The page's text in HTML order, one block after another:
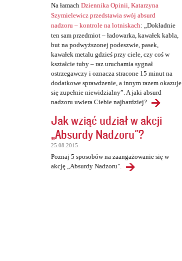
Na łamach Dziennika Opinii, Katarzyna
Szymielewicz przedstawia swój absurd
nadzoru – kontrole na lotniskach: „Dokładnie
ten sam przedmiot – ładowarka, kawałek kabla,
but na podwyższonej podeszwie, pasek,
kawałek metalu gdzieś przy ciele, czy coś w
kształcie tuby – raz uruchamia sygnał
ostrzegawczy i oznacza stracone 15 minut na
dodatkowe sprawdzenie, a innym razem okazuje
się zupełnie niewidzialny”. A jaki absurd
nadzoru uwiera Ciebie najbardziej?
Jak wziąć udział w akcji
„Absurdy Nadzoru"?
25.08.2015
Poznaj 5 sposobów na zaangażowanie się w
akcję „Absurdy Nadzoru".